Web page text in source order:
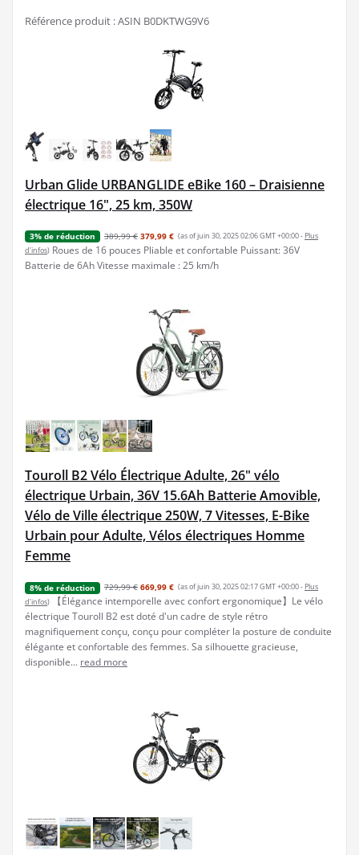
Référence produit : ASIN B0DKTWG9V6
Urban Glide URBANGLIDE eBike 160 – Draisienne
électrique 16", 25 km, 350W
3% de réduction 389,99 € 379,99 € (as of juin 30, 2025 02:06 GMT +00:00 - Plus
d’infos) Roues de 16 pouces Pliable et confortable Puissant: 36V
Batterie de 6Ah Vitesse maximale : 25 km/h
Touroll B2 Vélo Électrique Adulte, 26" vélo
électrique Urbain, 36V 15.6Ah Batterie Amovible,
Vélo de Ville électrique 250W, 7 Vitesses, E-Bike
Urbain pour Adulte, Vélos électriques Homme
Femme
8% de réduction 729,99 € 669,99 € (as of juin 30, 2025 02:17 GMT +00:00 - Plus
d’infos)
【Élégance intemporelle avec confort ergonomique】Le vélo
électrique Touroll B2 est doté d'un cadre de style rétro
magnifiquement conçu, conçu pour compléter la posture de conduite
élégante et confortable des femmes. Sa silhouette gracieuse,
disponible... read more